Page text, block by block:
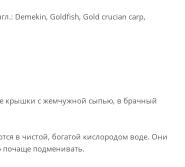
Demekin, Goldfish, Gold crucian carp,
крышки с жемчужной сыпью, в брачный
в чистой, богатой кислородом воде. Они
почаще подменивать.